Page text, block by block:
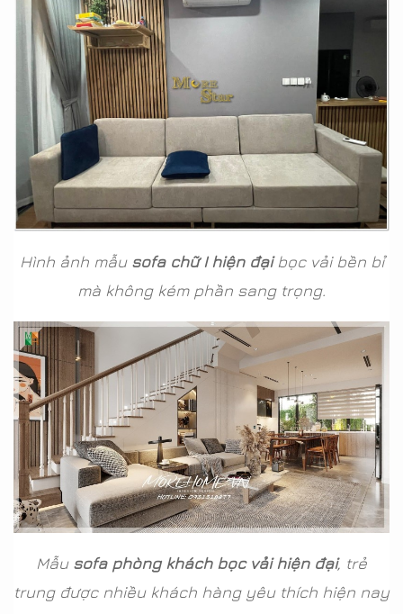
Hình ảnh mẫu sofa chữ I hiện đạibọc vải bền bỉ
mà không kém phần sang trọng.
Mẫu sofa phòng khách bọc vải hiện đại, trẻ
trung được nhiều khách hàng yêu thích hiện nay